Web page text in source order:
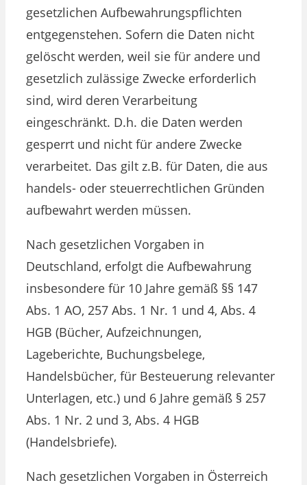
gesetzlichen Aufbewahrungspflichten
entgegenstehen. Sofern die Daten nicht
gelöscht werden, weil sie für andere und
gesetzlich zulässige Zwecke erforderlich
sind, wird deren Verarbeitung
eingeschränkt. D.h. die Daten werden
gesperrt und nicht für andere Zwecke
verarbeitet. Das gilt z.B. für Daten, die aus
handels- oder steuerrechtlichen Gründen
aufbewahrt werden müssen.
Nach gesetzlichen Vorgaben in
Deutschland, erfolgt die Aufbewahrung
insbesondere für 10 Jahre gemäß §§ 147
Abs. 1 AO, 257 Abs. 1 Nr. 1 und 4, Abs. 4
HGB (Bücher, Aufzeichnungen,
Lageberichte, Buchungsbelege,
Handelsbücher, für Besteuerung relevanter
Unterlagen, etc.) und 6 Jahre gemäß § 257
Abs. 1 Nr. 2 und 3, Abs. 4 HGB
(Handelsbriefe).
Nach gesetzlichen Vorgaben in Österreich